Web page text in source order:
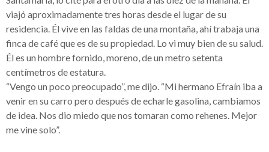
viajó aproximadamente tres horas desde el lugar de su
residencia. Él vive en las faldas de una montaña, ahí trabaja una
finca de café que es de su propiedad. Lo vi muy bien de su salud.
Él es un hombre fornido, moreno, de un metro setenta
centímetros de estatura.
“Vengo un poco preocupado”, me dijo. “Mi hermano Efraín iba a
venir en su carro pero después de echarle gasolina, cambiamos
de idea. Nos dio miedo que nos tomaran como rehenes. Mejor
me vine solo”.